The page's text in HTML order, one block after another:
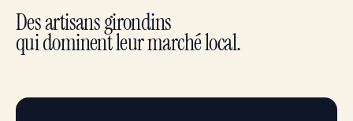
Des artisans girondins
qui dominent leur marché local.